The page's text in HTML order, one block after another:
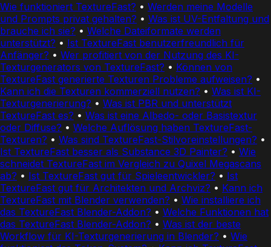
Wie funktioniert TextureFast? • Werden meine Modelle
und Prompts privat gehalten? • Was ist UV-Entfaltung und
brauche ich sie? • Welche Dateiformate werden
unterstützt? • Ist TextureFast benutzerfreundlich für
Anfänger? • Wer profitiert von der Nutzung des KI-
Texturgenerators von TextureFast? • Können von
TextureFast generierte Texturen Probleme aufweisen? •
Kann ich die Texturen kommerziell nutzen? • Was ist KI-
Texturgenerierung? • Was ist PBR und unterstützt
TextureFast es? • Was ist eine Albedo- oder Basistextur
oder Diffuse? • Welche Auflösung haben TextureFast-
Texturen? • Was sind TextureFast-Stilvoreinstellungen? •
Ist TextureFast besser als Substance 3D Painter? • Wie
schneidet TextureFast im Vergleich zu Quixel Megascans
ab? • Ist TextureFast gut für Spieleentwickler? • Ist
TextureFast gut für Architekten und Archviz? • Kann ich
TextureFast mit Blender verwenden? • Wie installiere ich
das TextureFast Blender-Addon? • Welche Funktionen hat
das TextureFast Blender-Addon? • Was ist der beste
Workflow für KI-Texturgenerierung in Blender? • Wie